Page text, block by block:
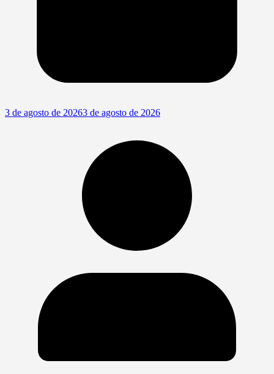
3 de agosto de 20263 de agosto de 2026